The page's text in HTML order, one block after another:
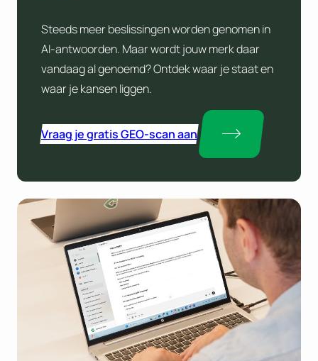
Steeds meer beslissingen worden genomen in
AI-antwoorden. Maar wordt jouw merk daar
vandaag al genoemd? Ontdek waar je staat en
waar je kansen liggen.
Vraag je gratis GEO-scan aan